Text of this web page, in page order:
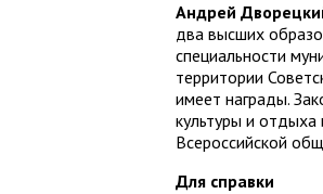
Андрей
два высших
специальности
территории
имеет награды.
культуры и
Всероссийской
Для справки